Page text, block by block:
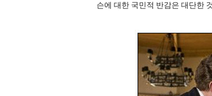
슨에 대한 국민적 반감은 대단한